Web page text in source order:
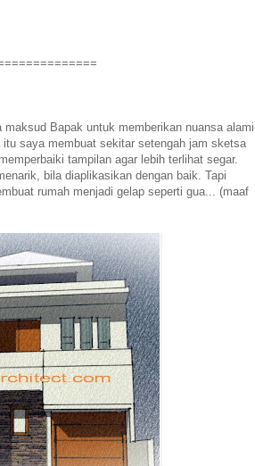
maksud Bapak untuk memberikan nuansa alami
saya membuat sekitar setengah jam sketsa
tampilan agar lebih terlihat segar.
bila diaplikasikan dengan baik. Tapi
rumah menjadi gelap seperti gua... (maaf